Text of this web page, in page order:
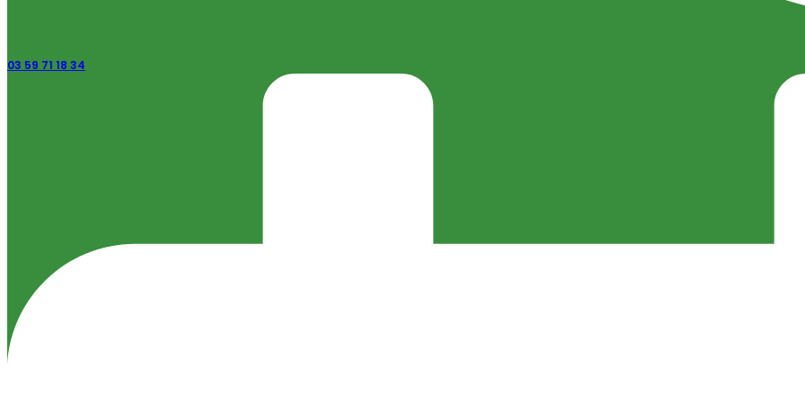
03 59 71 18 34